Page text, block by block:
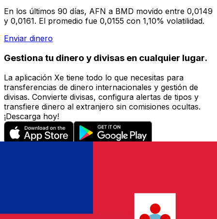
En los últimos 90 días, AFN a BMD movido entre 0,0149
y 0,0161. El promedio fue 0,0155 con 1,10% volatilidad.
Enviar dinero
Gestiona tu dinero y divisas en cualquier lugar.
La aplicación Xe tiene todo lo que necesitas para
transferencias de dinero internacionales y gestión de
divisas. Convierte divisas, configura alertas de tipos y
transfiere dinero al extranjero sin comisiones ocultas.
¡Descarga hoy!